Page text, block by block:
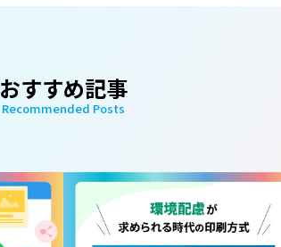
おすすめ記事
Recommended Posts